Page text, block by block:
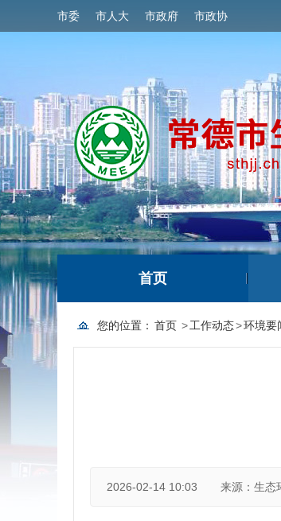
市委 市人大 市政府 市政协
首页
您的位置： 首页 >工作动态>环境要
2026-02-14 10:03 来源：生态